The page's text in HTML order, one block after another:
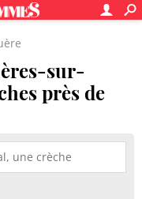
sur-
près de